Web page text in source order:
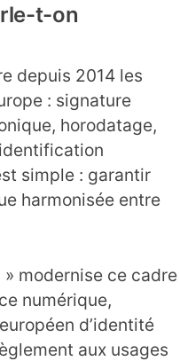
t-on
depuis 2014 les
: signature
horodatage,
simple : garantir
harmonisée entre
modernise ce cadre
numérique,
d’identité
aux usages